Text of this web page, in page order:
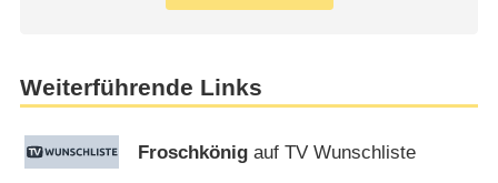
Weiterführende Links
Froschkönig auf TV Wunschliste